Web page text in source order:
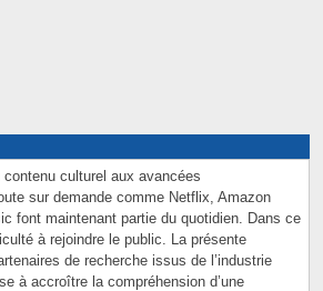
contenu culturel aux avancées
sur demande comme Netflix, Amazon
font maintenant partie du quotidien. Dans ce
à rejoindre le public. La présente
de recherche issus de l’industrie
à accroître la compréhension d’une